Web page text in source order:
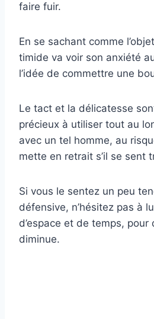
faire fuir.
En se sachant comme
timide va voir son anxiété
l’idée de commettre une
Le tact et la délicatesse
précieux à utiliser tout au
avec un tel homme, au
mette en retrait s’il se sent
Si vous le sentez un peu
défensive, n’hésitez pas à
d’espace et de temps, pour
diminue.